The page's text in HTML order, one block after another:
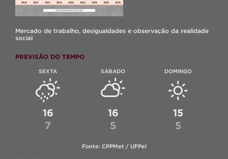
Mercado de trabalho, desigualdades e observação da realidade
social
PREVISÃO DO TEMPO
SEXTA
16
7
SÁBADO
16
5
DOMINGO
15
5
Fonte: CPPMet / UFPel